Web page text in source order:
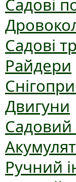
Садові
Садові
Райдери
Двигуни
Садовий
Ручний